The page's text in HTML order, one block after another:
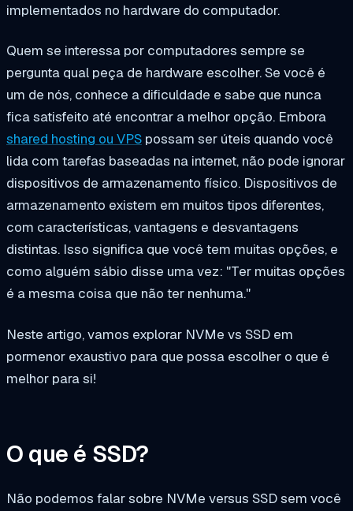
implementados no hardware do computador.
Quem se interessa por computadores sempre se
pergunta qual peça de hardware escolher. Se você é
um de nós, conhece a dificuldade e sabe que nunca
fica satisfeito até encontrar a melhor opção. Embora
shared hosting ou VPS possam ser úteis quando você
lida com tarefas baseadas na internet, não pode ignorar
dispositivos de armazenamento físico. Dispositivos de
armazenamento existem em muitos tipos diferentes,
com características, vantagens e desvantagens
distintas. Isso significa que você tem muitas opções, e
como alguém sábio disse uma vez: "Ter muitas opções
é a mesma coisa que não ter nenhuma."
Neste artigo, vamos explorar NVMe vs SSD em
pormenor exaustivo para que possa escolher o que é
melhor para si!
O que é SSD?
Não podemos falar sobre NVMe versus SSD sem você